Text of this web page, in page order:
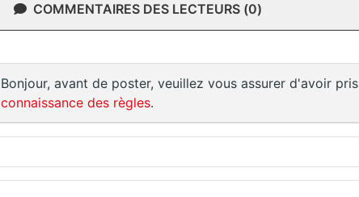
COMMENTAIRES DES LECTEURS (0)
Bonjour, avant de poster, veuillez vous assurer d'avoir pris
connaissance des règles.